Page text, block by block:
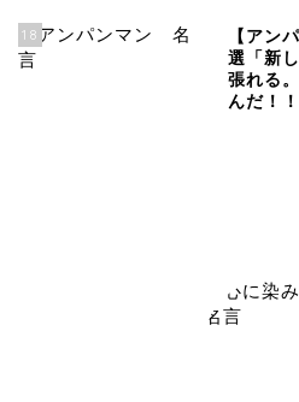
18
【アン
選「新
張れる
んだ！！